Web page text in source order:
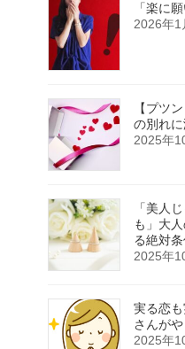
「楽に
2026年1
【プツ
の別れ
2025年
「美人
も」大
る絶対
2025年
実る恋
さんが
2025年